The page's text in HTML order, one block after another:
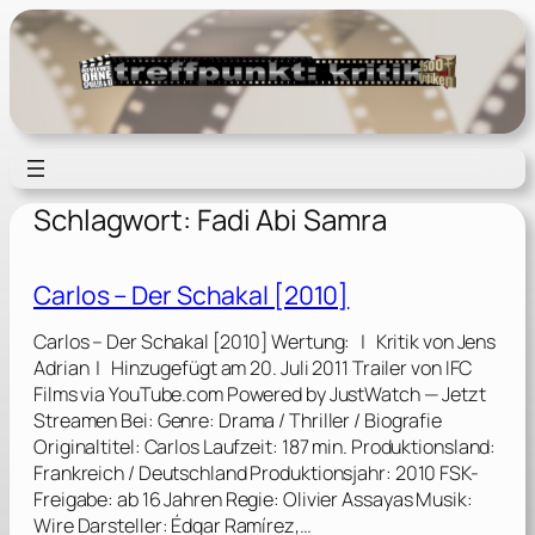
Zum
Inhalt
springen
Schlagwort: Fadi Abi Samra
Carlos – Der Schakal [2010]
Carlos – Der Schakal [2010] Wertung: | Kritik von Jens
Adrian | Hinzugefügt am 20. Juli 2011 Trailer von IFC
Films via YouTube.com Powered by JustWatch — Jetzt
Streamen Bei: Genre: Drama / Thriller / Biografie
Originaltitel: Carlos Laufzeit: 187 min. Produktionsland:
Frankreich / Deutschland Produktionsjahr: 2010 FSK-
Freigabe: ab 16 Jahren Regie: Olivier Assayas Musik:
Wire Darsteller: Édgar Ramírez,…